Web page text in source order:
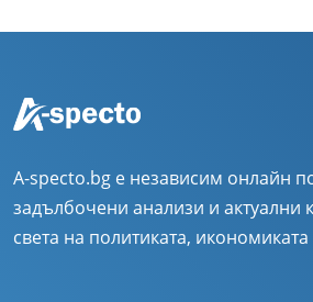
A-specto.bg е независим онлайн
задълбочени анализи и актуални
света на политиката,